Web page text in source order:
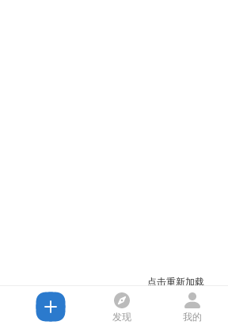
点击重新加载
发现 我的